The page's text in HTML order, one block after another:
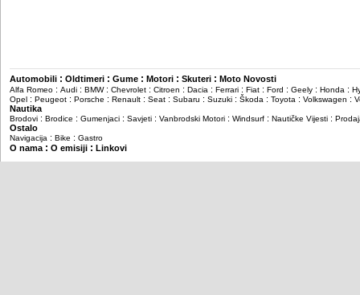
Automobili : Oldtimeri : Gume : Motori : Skuteri : Moto Novosti
Alfa Romeo : Audi : BMW: Chevrolet : Citroen : Dacia : Ferrari : Fiat : Ford : Geely : Honda :
Opel : Peugeot : Porsche : Renault : Seat : Subaru : Suzuki : Škoda : Toyota : Volkswagen :
Nautika
Brodovi : Brodice : Gumenjaci : Savjeti : Vanbrodski Motori : Windsurf : Nautičke Vijesti :
Ostalo
Navigacija : Bike : Gastro
O nama: O emisiji : Linkovi